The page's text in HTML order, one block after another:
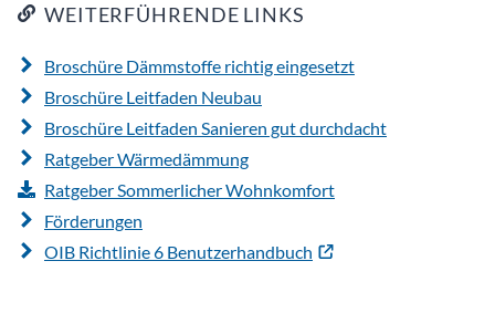
WEITERFÜHRENDE LINKS
Broschüre Dämmstoffe richtig eingesetzt
Broschüre Leitfaden Neubau
Broschüre Leitfaden Sanieren gut durchdacht
Ratgeber Wärmedämmung
Ratgeber Sommerlicher Wohnkomfort
Förderungen
OIB Richtlinie 6 Benutzerhandbuch